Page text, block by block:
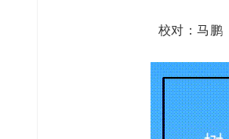
校对：马鹏